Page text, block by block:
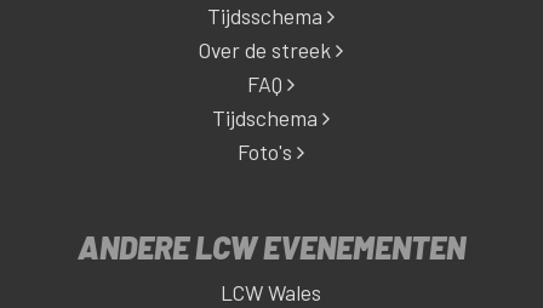
Tijdsschema
Over de streek
FAQ
Tijdschema
Foto's
ANDERE LCW EVENEMENTEN
LCW Wales